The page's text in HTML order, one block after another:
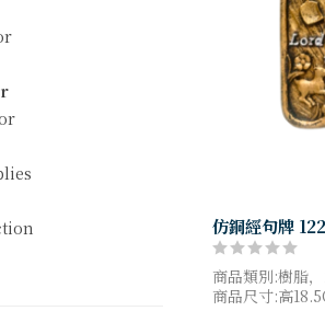
仿銅經句牌
商品類別:樹脂
商品尺寸:高